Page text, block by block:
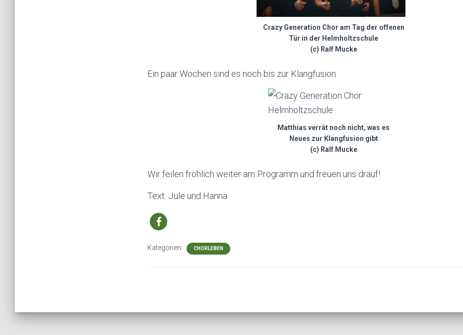
Crazy Generation Chor am Tag der offenen
Tür in der Helmholtzschule
(c) Ralf Mucke
Ein paar Wochen sind es noch bis zur Klangfusion.
Matthias verrät noch nicht, was es
Neues zur Klangfusion gibt
(c) Ralf Mucke
Wir feilen fröhlich weiter am Programm und freuen uns drauf!
Text: Jule und Hanna
Kategorien: CHORLEBEN